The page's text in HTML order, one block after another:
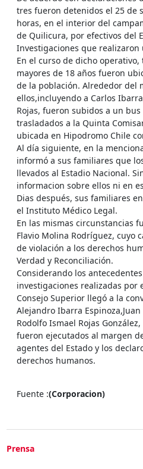
tres fueron detenidos el 25 de
horas, en el interior del
de Quilicura, por efectivos del
Investigaciones que realizaron
En el curso de dicho
mayores de 18 años fueron
de la población. Alrededor del
ellos,incluyendo a Carlos
Rojas, fueron subidos a un
trasladados a la Quinta
ubicada en Hipodromo Chile
Al día siguiente, en la
informó a sus familiares que
llevados al Estadio Nacional.
informacion sobre ellos ni en
Dias después, sus familiares
el Instituto Médico Legal.
En las mismas circunstancias
Flavio Molina Rodríguez, cuyo
de violación a los derechos
Verdad y Reconciliación.
Considerando los
investigaciones realizadas por
Consejo Superior llegó a la
Alejandro Ibarra
Rodolfo Ismael Rojas
fueron ejecutados al margen
agentes del Estado y los
derechos humanos.
Fuente :(Corporacion)
Prensa